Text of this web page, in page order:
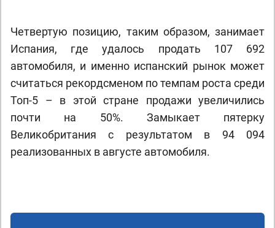
Четвертую позицию, таким образом, занимает
Испания, где удалось продать 107 692
автомобиля, и именно испанский рынок может
считаться рекордсменом по темпам роста среди
Топ-5 – в этой стране продажи увеличились
почти на 50%. Замыкает пятерку
Великобритания с результатом в 94 094
реализованных в августе автомобиля.